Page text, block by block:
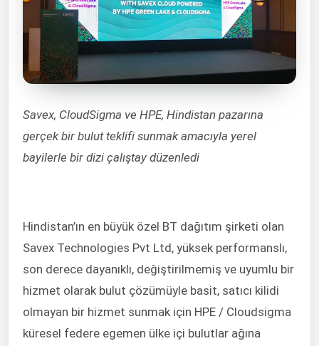
Savex, CloudSigma ve HPE, Hindistan pazarına
gerçek bir bulut teklifi sunmak amacıyla yerel
bayilerle bir dizi çalıştay düzenledi
Hindistan’ın en büyük özel BT dağıtım şirketi olan
Savex Technologies Pvt Ltd, yüksek performanslı,
son derece dayanıklı, değiştirilmemiş ve uyumlu bir
hizmet olarak bulut çözümüyle basit, satıcı kilidi
olmayan bir hizmet sunmak için HPE / Cloudsigma
küresel federe egemen ülke içi bulutlar ağına